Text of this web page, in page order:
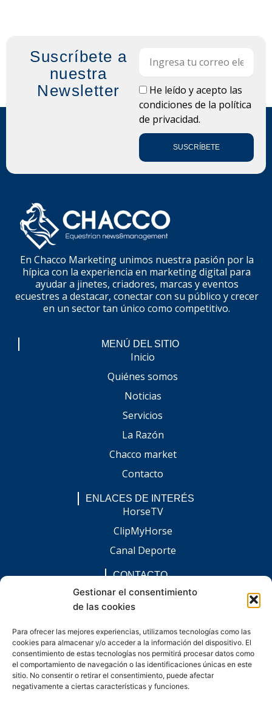
Gestionar el consentimiento
de las cookies
Para ofrecer las mejores experiencias, utilizamos tecnologías como las
cookies para almacenar y/o acceder a la información del dispositivo. El
consentimiento de estas tecnologías nos permitirá procesar datos como
el comportamiento de navegación o las identificaciones únicas en este
sitio. No consentir o retirar el consentimiento, puede afectar
negativamente a ciertas características y funciones.
Suscríbete a
nuestra
Newsletter
LOPDHe leído y acepto las
condiciones de la política
de privacidad.
SUSCRÍBETE
En Chacco Marketing unimos nuestra pasión por la
hípica con la experiencia en marketing digital para
ayudar a jinetes, criadores, marcas y eventos
ecuestres a destacar, conectar con su público y crecer
en un sector tan único como competitivo.
MENÚ DEL SITIO
Inicio
Quiénes somos
Noticias
Servicios
La Razón
Chacco market
Contacto
ENLACES DE INTERÉS
HorseTV
ClipMyHorse
Canal Deporte
CONTACTO
comunicacion@chaccoinfo.com
Presentes en todo el ámbito nacional
F
a
c
e
b
o
I
n
s
t
a
g
L
i
n
k
e
d
E
n
v
e
l
o
W
h
a
t
s